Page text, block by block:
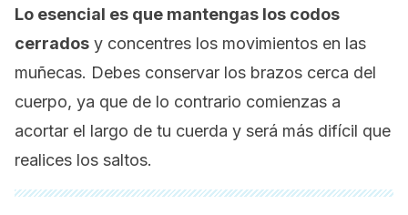
Lo esencial es que mantengas los codos
cerrados y concentres los movimientos en las
muñecas. Debes conservar los brazos cerca del
cuerpo, ya que de lo contrario comienzas a
acortar el largo de tu cuerda y será más difícil que
realices los saltos.